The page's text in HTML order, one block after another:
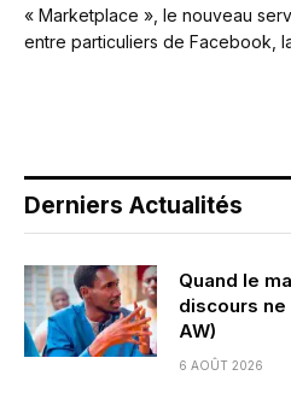
« Marketplace », le nouveau
entre particuliers de Facebook,
Derniers Actualités
Quand le
discours ne
AW)
6 AOÛT 2026